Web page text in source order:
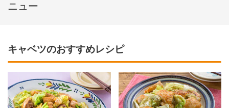
ニュー
キャベツのおすすめレシピ